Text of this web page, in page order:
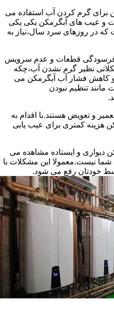
برای گرم کردن آب استفاده می
و عیب های آبگرمکن یکی یکی
که در روزهای سرد سال،نیاز به
قطعات و عدم سرویس
نظیر گرم نشدن آب،چکه
و کاهش فشار آب آبگرمکن می
تنظیم نبودن
و تعویض هستند.با اقدام به
هزینه کمتری برای عیب یابی
دیواری و ایستاده مشاهده می
نیست.معمولا این مشکلات با
خودتان رفع می شود.